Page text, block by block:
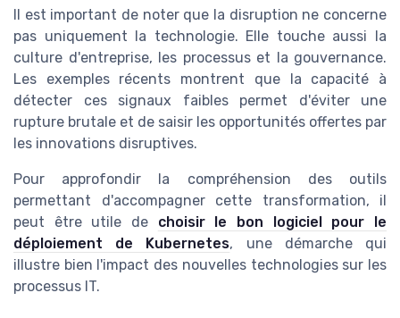
Il est important de noter que la disruption ne concerne
pas uniquement la technologie. Elle touche aussi la
culture d'entreprise, les processus et la gouvernance.
Les exemples récents montrent que la capacité à
détecter ces signaux faibles permet d'éviter une
rupture brutale et de saisir les opportunités offertes par
les innovations disruptives.
Pour approfondir la compréhension des outils
permettant d'accompagner cette transformation, il
peut être utile de choisir le bon logiciel pour le
déploiement de Kubernetes, une démarche qui
illustre bien l'impact des nouvelles technologies sur les
processus IT.